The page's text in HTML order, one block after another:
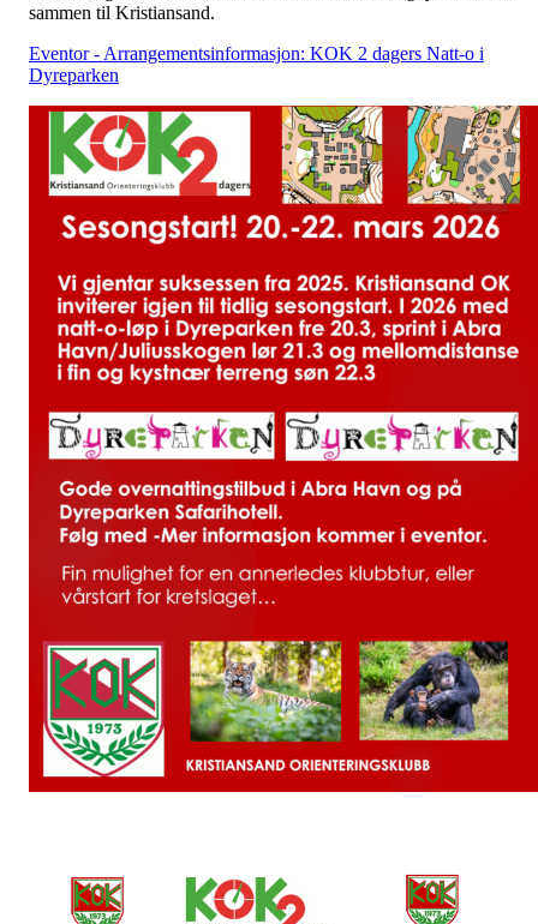
sammen til Kristiansand.
Eventor - Arrangementsinformasjon: KOK 2 dagers Natt-o i
Dyreparken